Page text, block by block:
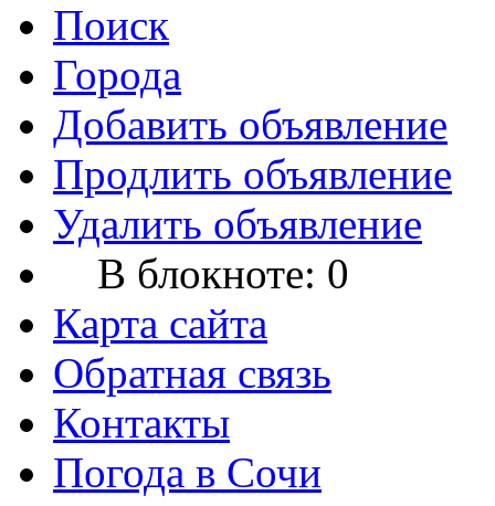
Поиск
Города
Добавить объявление
Продлить объявление
Удалить объявление
В блокноте: 0
Карта сайта
Обратная связь
Контакты
Погода в Сочи